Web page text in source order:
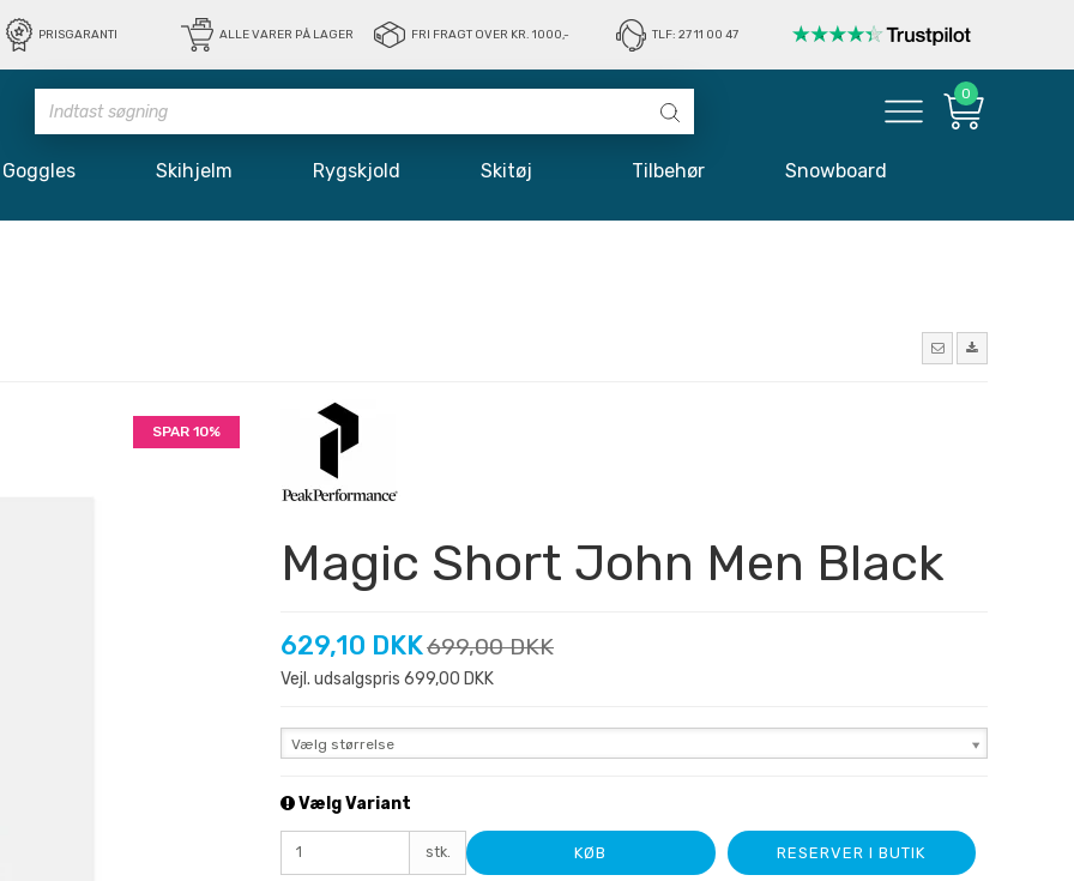
PRISGARANTI ALLE VARER PÅ LAGER FRI FRAGT OVER KR. 1000,- TLF: 27 11 00 47
0
Goggles Skihjelm Rygskjold Skitøj Tilbehør Snowboard
SPAR 10%
Magic Short John Men Black
629,10 DKK699,00 DKK
Vejl. udsalgspris 699,00 DKK
Vælg størrelse
Vælg Variant
stk. KØB RESERVER I BUTIK